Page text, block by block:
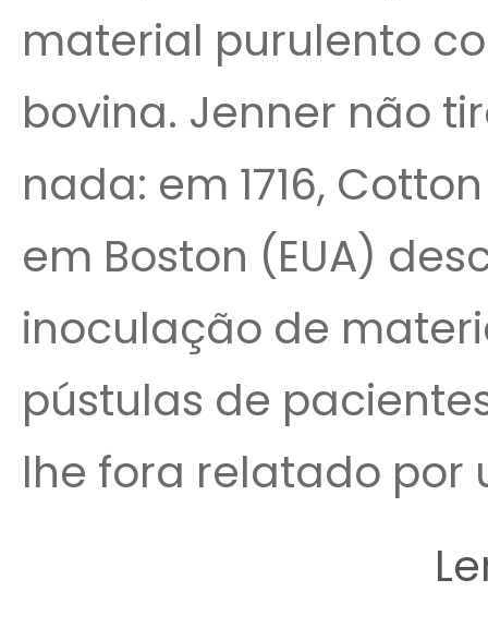
material purulento
bovina. Jenner não
nada: em 1716,
em Boston (EUA)
inoculação de
pústulas de
lhe fora relatado por